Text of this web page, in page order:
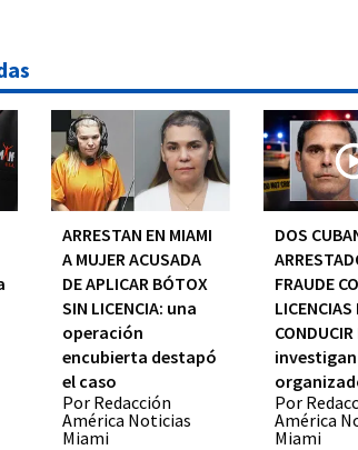
ARRESTAN EN MIAMI
A MUJER ACUSADA
DE APLICAR BÓTOX
SIN LICENCIA: una
operación
encubierta destapó
el caso
Por Redacción
América Noticias
Miami
DOS
FRAUDE
LICENCIAS
Por
América
Miami